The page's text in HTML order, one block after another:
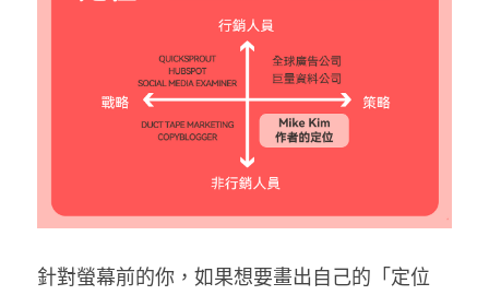
針對螢幕前的你，如果想要畫出自己的「定位